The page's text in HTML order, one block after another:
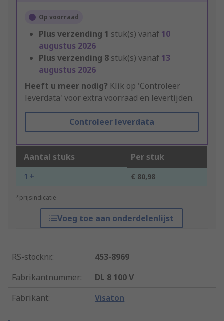
Op voorraad
Plus verzending 1 stuk(s) vanaf 10
augustus 2026
Plus verzending 8 stuk(s) vanaf 13
augustus 2026
Heeft u meer nodig? Klik op 'Controleer
leverdata' voor extra voorraad en levertijden.
Controleer leverdata
Aantal stuks Per stuk
1 + € 80,98
*prijsindicatie
Voeg toe aan onderdelenlijst
RS-stocknr.:
453-8969
Fabrikantnummer:
DL 8 100 V
Fabrikant: Visaton